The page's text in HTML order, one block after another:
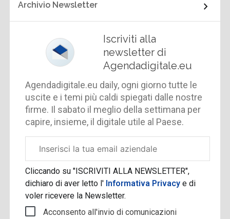
Archivio Newsletter
Iscriviti alla
newsletter di
Agendadigitale.eu
Agendadigitale.eu daily, ogni giorno tutte le
uscite e i temi più caldi spiegati dalle nostre
firme. Il sabato il meglio della settimana per
capire, insieme, il digitale utile al Paese.
aziendale
Cliccando su "ISCRIVITI ALLA NEWSLETTER",
dichiaro di aver letto l' Informativa Privacye di
voler ricevere la Newsletter.
Acconsento all'invio di comunicazioni